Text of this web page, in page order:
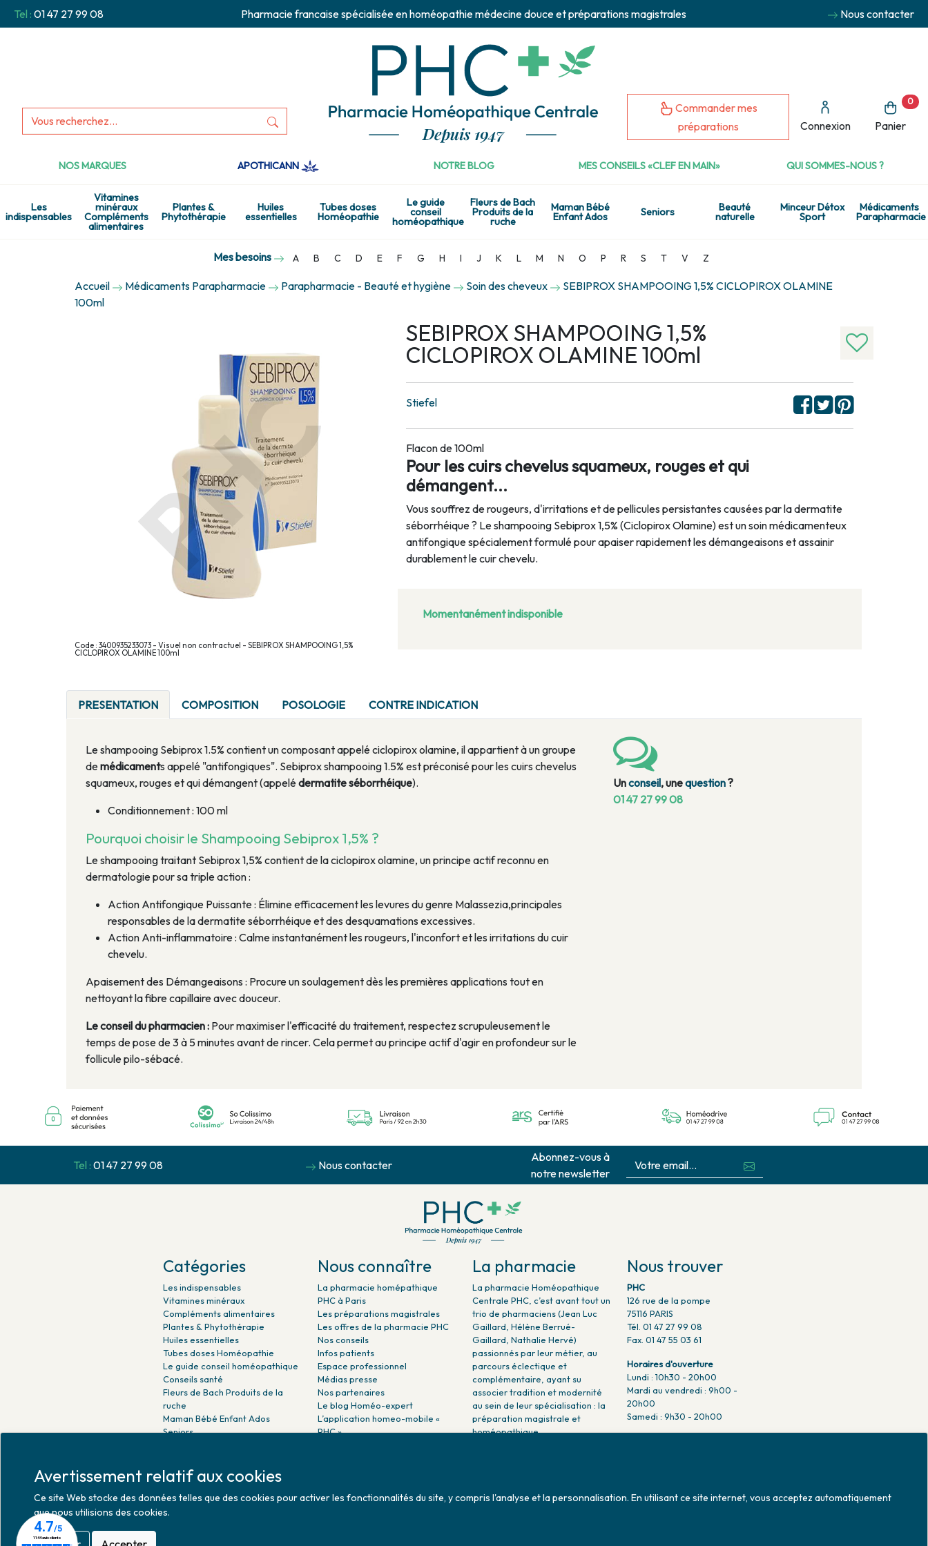
Tel : 01 47 27 99 08 Pharmacie francaise spécialisée en homéopathie médecine douce et préparations magistrales Nous contacter
Commander mes
préparations
Connexion Panier
0
NOS MARQUES APOTHICANN NOTRE BLOG MES CONSEILS «CLEF EN MAIN» QUI SOMMES-NOUS ?
Les
indispensables
Vitamines
minéraux
Compléments
alimentaires
Plantes &
Phytothérapie
Huiles
essentielles
Tubes doses
Homéopathie
Le guide
conseil
homéopathique
Fleurs de Bach
Produits de la
ruche
Maman Bébé
Enfant Ados Seniors Beauté
naturelle
Minceur Détox
Sport
Médicaments
Parapharmacie
Mes besoins A B C D E F G H I J K L M N O P R S T V Z
Accueil Médicaments Parapharmacie Parapharmacie - Beauté et hygiène Soin des cheveux
SEBIPROX SHAMPOOING 1,5% CICLOPIROX OLAMINE
100ml
Code : 3400935233073 - Visuel non contractuel - SEBIPROX SHAMPOOING 1,5%
CICLOPIROX OLAMINE 100ml
SEBIPROX SHAMPOOING 1,5%
CICLOPIROX OLAMINE 100ml
Stiefel
Flacon de 100ml
Pour les cuirs chevelus squameux, rouges et qui
démangent...
Vous souffrez de rougeurs, d'irritations et de pellicules persistantes causées par la dermatite
séborrhéique ? Le shampooing Sebiprox 1,5% (Ciclopirox Olamine) est un soin médicamenteux
antifongique spécialement formulé pour apaiser rapidement les démangeaisons et assainir
durablement le cuir chevelu.
Momentanément indisponible
PRESENTATION COMPOSITION POSOLOGIE CONTRE INDICATION
Le shampooing Sebiprox 1.5% contient un composant appelé ciclopirox olamine, il appartient à un groupe
demédicaments appelé "antifongiques". Sebiprox shampooing 1.5% est préconisé pour les cuirs chevelus
squameux, rouges et qui démangent (appelédermatite séborrhéique).
Conditionnement : 100 ml
Pourquoi choisir le Shampooing Sebiprox 1,5% ?
Le shampooing traitant Sebiprox 1,5% contient de la ciclopirox olamine, un principe actif reconnu en
dermatologie pour sa triple action :
Action Antifongique Puissante : Élimine efficacement les levures du genre Malassezia,principales
responsables de la dermatite séborrhéique et des desquamations excessives.
Action Anti-inflammatoire : Calme instantanément les rougeurs, l'inconfort et les irritations du cuir
chevelu.
Apaisement des Démangeaisons : Procure un soulagement dès les premières applications tout en
nettoyant la fibre capillaire avec douceur.
Le conseil du pharmacien : Pour maximiser l'efficacité du traitement, respectez scrupuleusement le
temps de pose de 3 à 5 minutes avant de rincer. Cela permet au principe actif d'agir en profondeur sur le
follicule pilo-sébacé.
Unconseil, unequestion?
01 47 27 99 08
Tel : 01 47 27 99 08 Nous contacter
Abonnez-vous à
notre newsletter
Catégories
Les indispensables
Vitamines minéraux
Compléments alimentaires
Plantes & Phytothérapie
Huiles essentielles
Tubes doses Homéopathie
Le guide conseil homéopathique
Conseils santé
Fleurs de Bach Produits de la
ruche
Maman Bébé Enfant Ados
Seniors
Médicaments Parapharmacie
Nous connaître
La pharmacie homépathique
PHC à Paris
Les préparations magistrales
Les offres de la pharmacie PHC
Nos conseils
Infos patients
Espace professionnel
Médias presse
Nos partenaires
Le blog Homéo-expert
L’application homeo-mobile «
PHC »
Enfants - AMFE
La pharmacie
La pharmacie Homéopathique
Centrale PHC, c’est avant tout un
trio de pharmaciens (Jean Luc
Gaillard, Hélène Berrué-
Gaillard, Nathalie Hervé)
passionnés par leur métier, au
parcours éclectique et
complémentaire, ayant su
associer tradition et modernité
au sein de leur spécialisation : la
préparation magistrale et
homéopathique.
Nous trouver
PHC
126 rue de la pompe
75116 PARIS
Tél. 01 47 27 99 08
Fax. 01 47 55 03 61
Horaires d'ouverture
Lundi : 10h30 - 20h00
Mardi au vendredi : 9h00 -
20h00
Samedi : 9h30 - 20h00
Avertissement relatif aux cookies
Ce site Web stocke des données telles que des cookies pour activer les fonctionnalités du site, y compris l'analyse et la personnalisation. En utilisant ce site internet, vous acceptez automatiquement
que nous utilisions des cookies.